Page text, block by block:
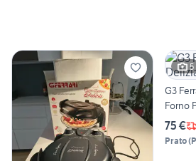
5
G3
Forno
75 €
Prato(